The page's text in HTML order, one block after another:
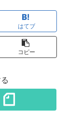
はてブ
コピー